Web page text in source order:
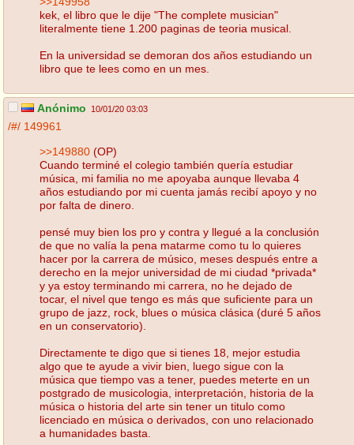
kek, el libro que le dije "The complete musician"
literalmente tiene 1.200 paginas de teoria musical.
En la universidad se demoran dos años estudiando un
libro que te lees como en un mes.
Anónimo 10/01/20 03:03
/#/ 149961
>>149880 (OP)
Cuando terminé el colegio también quería estudiar
música, mi familia no me apoyaba aunque llevaba 4
años estudiando por mi cuenta jamás recibí apoyo y no
por falta de dinero.
pensé muy bien los pro y contra y llegué a la conclusión
de que no valía la pena matarme como tu lo quieres
hacer por la carrera de músico, meses después entre a
derecho en la mejor universidad de mi ciudad *privada*
y ya estoy terminando mi carrera, no he dejado de
tocar, el nivel que tengo es más que suficiente para un
grupo de jazz, rock, blues o música clásica (duré 5 años
en un conservatorio).
Directamente te digo que si tienes 18, mejor estudia
algo que te ayude a vivir bien, luego sigue con la
música que tiempo vas a tener, puedes meterte en un
postgrado de musicologia, interpretación, historia de la
música o historia del arte sin tener un titulo como
licenciado en música o derivados, con uno relacionado
a humanidades basta.